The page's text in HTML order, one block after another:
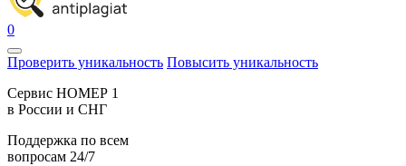
0
Проверить уникальность Повысить уникальность
Cервис НОМЕР 1
в России и СНГ
Поддержка по всем
вопросам 24/7